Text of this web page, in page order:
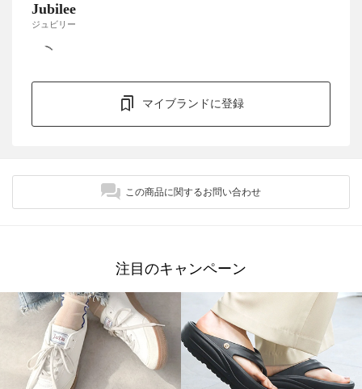
Jubilee
ジュビリー
マイブランドに登録
この商品に関するお問い合わせ
注目のキャンペーン